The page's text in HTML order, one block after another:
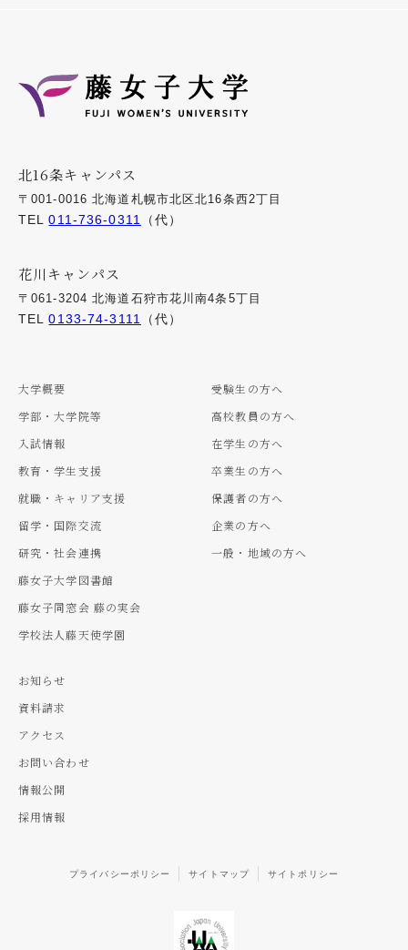
北16条キャンパス
〒001-0016 北海道札幌市北区北16条西2丁目
TEL011-736-0311 （代）
花川キャンパス
〒061-3204 北海道石狩市花川南4条5丁目
TEL0133-74-3111 （代）
大学概要
学部・大学院等
入試情報
教育・学生支援
就職・キャリア支援
留学・国際交流
研究・社会連携
藤女子大学図書館
藤女子同窓会 藤の実会
学校法人藤天使学園
受験生の方へ
高校教員の方へ
在学生の方へ
卒業生の方へ
保護者の方へ
企業の方へ
一般・地域の方へ
お知らせ
資料請求
アクセス
お問い合わせ
情報公開
採用情報
プライバシーポリシー サイトマップ サイトポリシー